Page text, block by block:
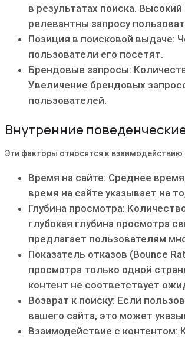
в результатах поиска.
релевантны запросу
Позиция в поисковой выдаче:
пользователи его посетят.
Брендовые запросы:
Увеличение брендовых
пользователей.
Внутренние
Эти факторы относятся к
Время на сайте: Среднее
время на сайте указывает на
Глубина просмотра:
глубокая глубина просмотра
предлагает пользователям
Показатель отказов (Bounce
просмотра только одной
контент не соответствует
Возврат к поиску: Если
вашего сайта, это может
Взаимодействие с